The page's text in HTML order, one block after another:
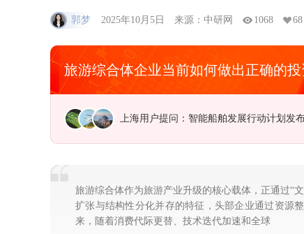
郭梦 2025年10月5日 来源：中研网 1068 68
旅游综合体企业当前如何做出正确的
江苏用户提问：研发水平落后，低端产品
旅游综合体作为旅游产业升级的核心载体，正通过“
扩张与结构性分化并存的特征，头部企业通过资源
来，随着消费代际更替、技术迭代加速和全球